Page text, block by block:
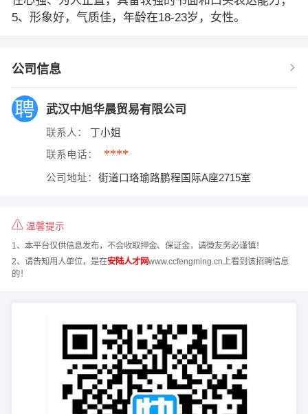
5、形象好，气质佳，年龄在18-23岁，女性。
公司信息
武汉中旭华晨贸易有限公司
联系人： 丁小姐
联系电话： ****
公司地址： 街道口珞瑜路鹏程国际A座2715室
温馨提示
1、本平台仅供信息发布，不会收取押金、保证金，请微友务必谨慎！
2、请告知用人单位，是在安陆人才网www.ccfengming.cn上看到该招聘信息
的！